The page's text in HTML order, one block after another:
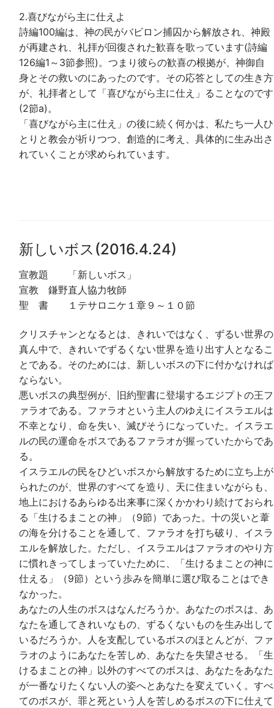
2.喜びながら主に仕えよ
詩編100編は、神の民がバビロン捕囚から解放され、神殿
が再建され、礼拝が回復された歓喜を歌っています(詩編
126編1～3節参照)。つまり彼らの歓喜の根拠が、神御自
身とその救いのにあったのです。その応答としての生き方
が、礼拝者として「喜びながら主に仕え」ることなのです
(2節a)。
「喜びながら主に仕え」の後に続く何かは、私たち一人ひ
とりと教会が祈りつつ、創造的に考え、具体的に生み出さ
れていくことが求められています。
新しいボス(2016.4.24)
宣教題 「新しいボス」
宣教 鎌野直人協力牧師
聖 書 １テサロニケ１章９～１０節
クリスチャンとなるとは、きれいではなく、ずるい世界の
真ん中で、きれいでずるくない世界を造り出す人となるこ
とである。そのためには、新しいボスの下に付かなければ
ならない。
悪いボスの典型例が、旧約聖書に登場するエジプトの王フ
ァラオである。ファラオという主人のゆえにイスラエルは
不幸となり、命を失い、滅びそうになっていた。イスラエ
ルの民の運命をボスであるファラオが握っていたからであ
る。
イスラエルの民をひどいボスから解放するために立ち上が
られたのが、世界のすべてを造り、天に住まいながらも、
地上におけるあらゆる出来事に深くかかわり続けておられ
る「生けるまことの神」（9節）であった。十の災いと葦
の海を分けることを通して、ファラオを打ち破り、イスラ
エルを解放した。ただし、イスラエルはファラオのやり方
に慣れきってしまっていたために、「生けるまことの神に
仕える」（9節）という歩みを簡単に選び取ることはでき
なかった。
あなたの人生のボスはなんだろうか。あなたのボスは、あ
なたを通してきれいなもの、ずるくないものを生み出して
いるだろうか。人を支配しているボスのほとんどが、ファ
ラオのようにあなたを苦しめ、あなたを失望させる。「生
けるまことの神」以外のすべてのボスは、あなたをあなた
が一番なりたくない人の姿へとあなたを変えていく。すべ
てのボスが、罪と死という人を苦しめるボスの下に仕えて